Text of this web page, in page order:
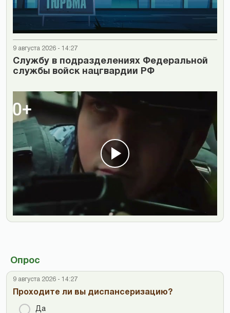
9 августа 2026 - 14:27
Cлужбу в подразделениях Федеральной
службы войск нацгвардии РФ
Опрос
9 августа 2026 - 14:27
Проходите ли вы диспансеризацию?
Да